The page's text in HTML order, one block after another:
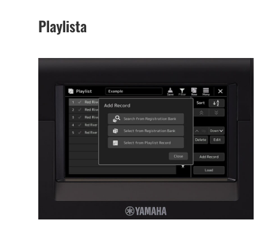
Playlista